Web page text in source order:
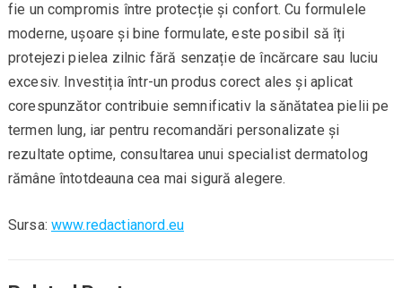
fie un compromis între protecție și confort. Cu formulele
moderne, ușoare și bine formulate, este posibil să îți
protejezi pielea zilnic fără senzație de încărcare sau luciu
excesiv. Investiția într-un produs corect ales și aplicat
corespunzător contribuie semnificativ la sănătatea pielii pe
termen lung, iar pentru recomandări personalizate și
rezultate optime, consultarea unui specialist dermatolog
rămâne întotdeauna cea mai sigură alegere.
Sursa: www.redactianord.eu